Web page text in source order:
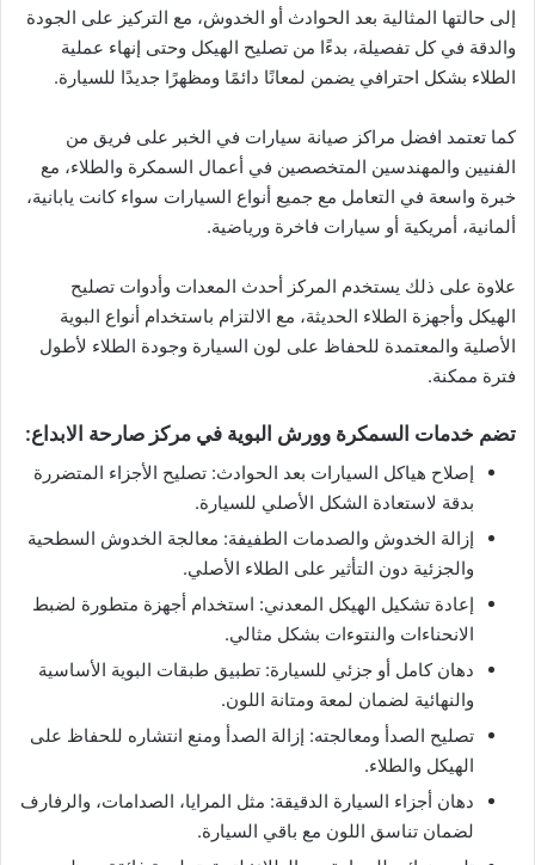
إلى حالتها المثالية بعد الحوادث أو الخدوش، مع التركيز على الجودة
والدقة في كل تفصيلة، بدءًا من تصليح الهيكل وحتى إنهاء عملية
الطلاء بشكل احترافي يضمن لمعانًا دائمًا ومظهرًا جديدًا للسيارة.
كما تعتمد افضل مراكز صيانة سيارات في الخبر على فريق من
الفنيين والمهندسين المتخصصين في أعمال السمكرة والطلاء، مع
خبرة واسعة في التعامل مع جميع أنواع السيارات سواء كانت يابانية،
ألمانية، أمريكية أو سيارات فاخرة ورياضية.
علاوة على ذلك يستخدم المركز أحدث المعدات وأدوات تصليح
الهيكل وأجهزة الطلاء الحديثة، مع الالتزام باستخدام أنواع البوية
الأصلية والمعتمدة للحفاظ على لون السيارة وجودة الطلاء لأطول
فترة ممكنة.
تضم خدمات السمكرة وورش البوية في مركز صارحة الابداع:
إصلاح هياكل السيارات بعد الحوادث: تصليح الأجزاء المتضررة
بدقة لاستعادة الشكل الأصلي للسيارة.
إزالة الخدوش والصدمات الطفيفة: معالجة الخدوش السطحية
والجزئية دون التأثير على الطلاء الأصلي.
إعادة تشكيل الهيكل المعدني: استخدام أجهزة متطورة لضبط
الانحناءات والنتوءات بشكل مثالي.
دهان كامل أو جزئي للسيارة: تطبيق طبقات البوية الأساسية
والنهائية لضمان لمعة ومتانة اللون.
تصليح الصدأ ومعالجته: إزالة الصدأ ومنع انتشاره للحفاظ على
الهيكل والطلاء.
دهان أجزاء السيارة الدقيقة: مثل المرايا، الصدامات، والرفارف
لضمان تناسق اللون مع باقي السيارة.